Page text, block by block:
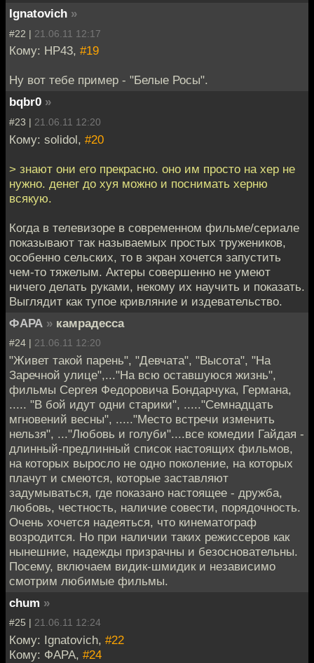
Ignatovich »
#22 | 21.06.11 12:17
Кому: НР43, #19
Ну вот тебе пример - "Белые Росы".
bqbr0 »
#23 | 21.06.11 12:20
Кому: solidol, #20
> знают они его прекрасно. оно им просто на хер не
нужно. денег до хуя можно и поснимать херню
всякую.
Когда в телевизоре в современном фильме/сериале
показывают так называемых простых тружеников,
особенно сельских, то в экран хочется запустить
чем-то тяжелым. Актеры совершенно не умеют
ничего делать руками, некому их научить и показать.
Выглядит как тупое кривляние и издевательство.
ФАРА » камрадесса
#24 | 21.06.11 12:20
"Живет такой парень", "Девчата", "Высота", "На
Заречной улице",..."На всю оставшуюся жизнь",
фильмы Сергея Федоровича Бондарчука, Германа,
..... "В бой идут одни старики", ....."Семнадцать
мгновений весны", ....."Место встречи изменить
нельзя", ..."Любовь и голуби"....все комедии Гайдая -
длинный-предлинный список настоящих фильмов,
на которых выросло не одно поколение, на которых
плачут и смеются, которые заставляют
задумываться, где показано настоящее - дружба,
любовь, честность, наличие совести, порядочность.
Очень хочется надеяться, что кинематограф
возродится. Но при наличии таких режиссеров как
нынешние, надежды призрачны и безосновательны.
Посему, включаем видик-шмидик и независимо
смотрим любимые фильмы.
chum »
#25 | 21.06.11 12:24
Кому: Ignatovich, #22
Кому: ФАРА, #24